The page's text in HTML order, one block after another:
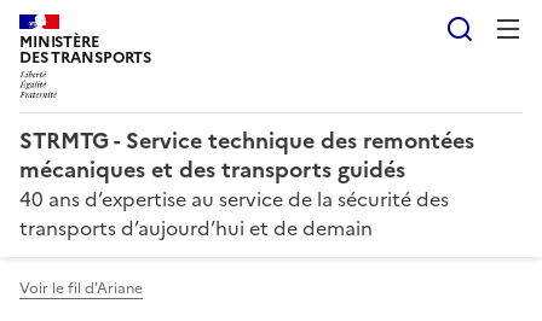
MINISTÈRE
DES TRANSPORTS
STRMTG - Service technique des remontées
mécaniques et des transports guidés
40 ans d’expertise au service de la sécurité des
transports d’aujourd’hui et de demain
Voir le fil d'Ariane